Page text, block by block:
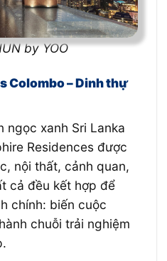
by YOO
Colombo – Dinh thự
ngọc xanh Sri Lanka
Residences được
nội thất, cảnh quan,
cả đều kết hợp để
chính: biến cuộc
chuỗi trải nghiệm